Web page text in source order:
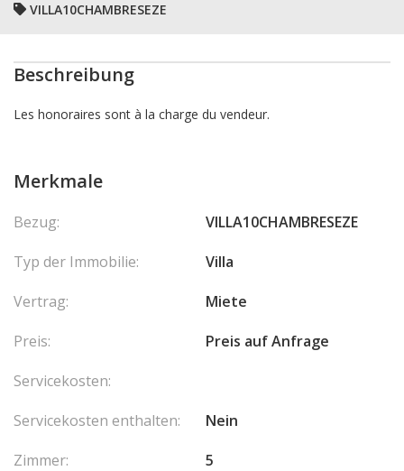
VILLA10CHAMBRESEZE
Beschreibung
Les honoraires sont à la charge du vendeur.
Merkmale
Bezug:
VILLA10CHAMBRESEZE
Typ der Immobilie:
Villa
Vertrag:
Miete
Preis:
Preis auf Anfrage
Servicekosten:
Servicekosten enthalten:
Nein
Zimmer:
5